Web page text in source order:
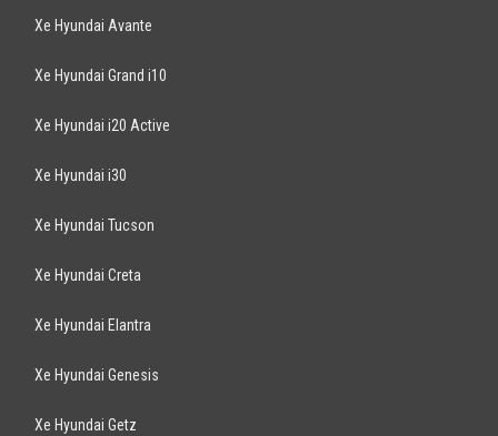
Xe Hyundai Avante
Xe Hyundai Grand i10
Xe Hyundai i20 Active
Xe Hyundai i30
Xe Hyundai Tucson
Xe Hyundai Creta
Xe Hyundai Elantra
Xe Hyundai Genesis
Xe Hyundai Getz